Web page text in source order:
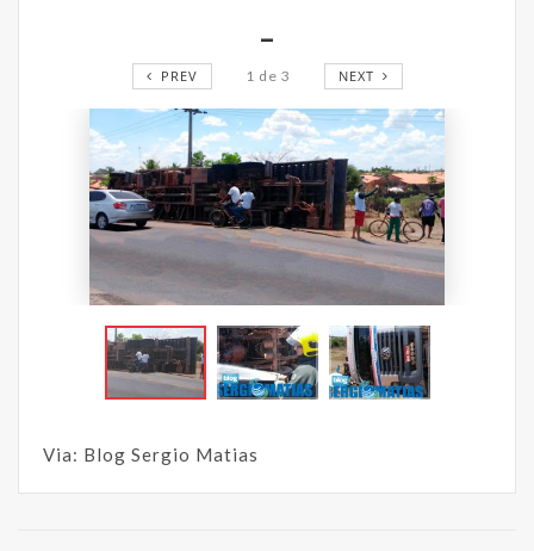
PREV 1 de 3 NEXT
Via: Blog Sergio Matias